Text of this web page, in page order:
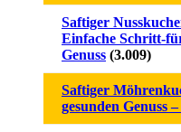
Saftiger
Einfache Schritt-
Genuss (3.009)
Saftiger
gesunden Genuss